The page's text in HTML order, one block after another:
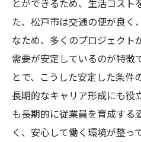
とができるため、生活コスト
た、松戸市は交通の便が良く
なため、多くのプロジェクト
需要が安定しているのが特徴
とで、こうした安定した条件
長期的なキャリア形成にも役
も長期的に従業員を育成する
く、安心して働く環境が整っ